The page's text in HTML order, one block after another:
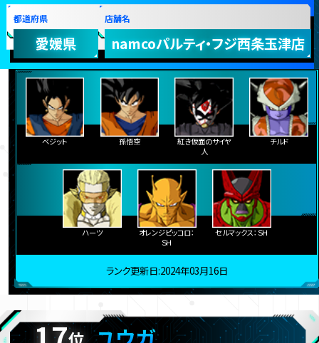
都道府県
愛媛県
店舗名
namcoパルティ・フジ西条玉津店
ベジット 孫悟空
紅き仮面のサイヤ
人
チルド
ハーツ
オレンジピッコロ：
ＳＨ
セルマックス：ＳＨ
ランク更新日:2024年03月16日